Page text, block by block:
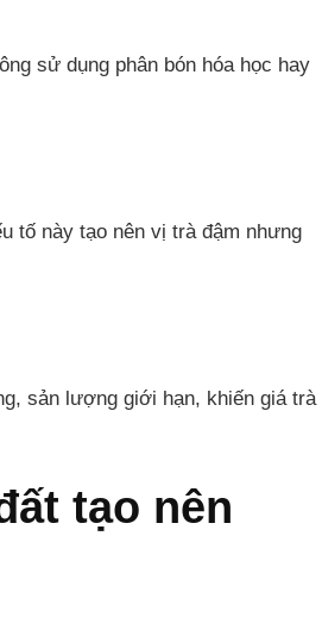
sử dụng phân bón hóa học hay
tố này tạo nên vị trà đậm nhưng
sản lượng giới hạn, khiến giá trà
tạo nên